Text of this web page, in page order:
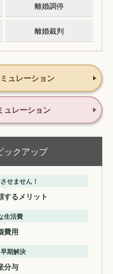
離婚調停
離婚裁判
ュレーション
ュレーション
ックアップ
せません！
するメリット
生活費
費用
期解決
分与